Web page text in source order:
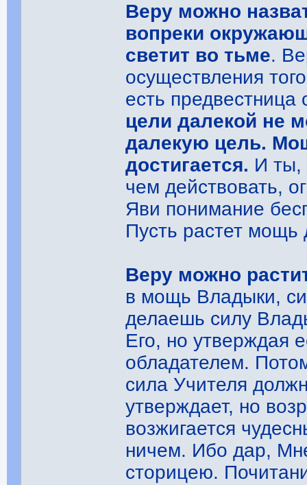
Веру можно
вопреки
светит во тьме.
осуществления
есть предвестница
цели далекой не
далекую цель.
достигается. И ты,
чем действовать,
Яви понимание
Пусть растет мощь
Веру можно
в мощь Владыки,
делаешь силу
Его, но утверждая
обладателем.
сила Учителя
утверждает, но
возжигается
ничем. Ибо дар,
сторицею.